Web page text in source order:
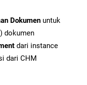
Dokumen untuk
dokumen
dari instance
dari CHM